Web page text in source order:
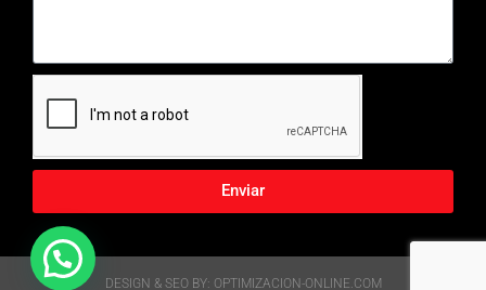
Enviar
DESIGN & SEO BY: OPTIMIZACION-ONLINE.COM